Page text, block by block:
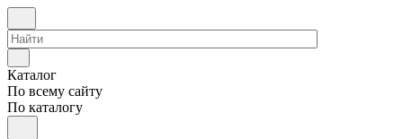
Каталог
По всему сайту
По каталогу